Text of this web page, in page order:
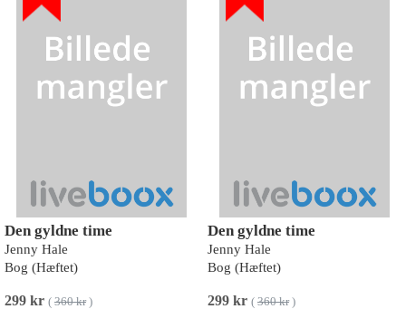
Den gyldne time
Jenny Hale
Bog (Hæftet)
299 kr ( 360 kr)
Den gyldne time
Jenny Hale
Bog (Hæftet)
299 kr ( 360 kr)